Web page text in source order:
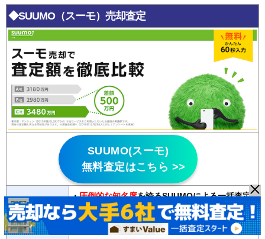
◆SUUMO（スーモ）売却査定
SUUMO(スーモ)
無料査定はこちら >>
特徴
・圧倒的な知名度を誇るSUUMOによる一括査定
サービス
・主要大手不動産会社から地元に強い不動産会社